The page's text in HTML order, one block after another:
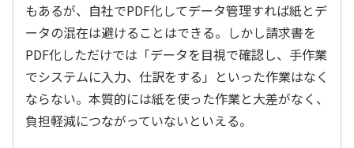
もあるが、自社でPDF化してデータ管理すれば紙とデ
ータの混在は避けることはできる。しかし請求書を
PDF化しただけでは「データを目視で確認し、手作業
でシステムに入力、仕訳をする」といった作業はなく
ならない。本質的には紙を使った作業と大差がなく、
負担軽減につながっていないといえる。